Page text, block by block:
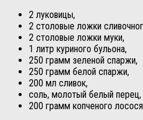
2 луковицы,
2 столовые ложки
2 столовые ложки муки,
1 литр куриного бульона,
250 грамм зеленой спаржи,
250 грамм белой спаржи,
200 мл сливок,
соль, молотый белый перец,
200 грамм копченого